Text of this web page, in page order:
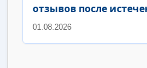
отзывов после
01.08.2026